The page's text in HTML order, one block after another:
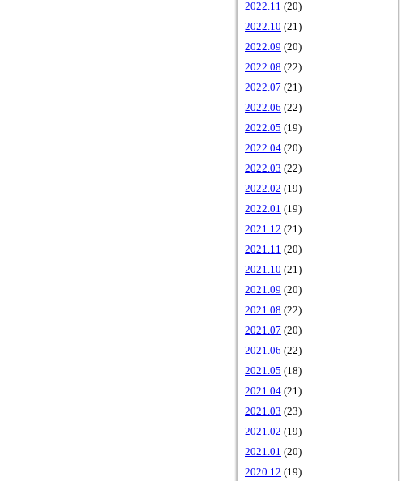
2022.11 (20)
2022.10 (21)
2022.09 (20)
2022.08 (22)
2022.07 (21)
2022.06 (22)
2022.05 (19)
2022.04 (20)
2022.03 (22)
2022.02 (19)
2022.01 (19)
2021.12 (21)
2021.11 (20)
2021.10 (21)
2021.09 (20)
2021.08 (22)
2021.07 (20)
2021.06 (22)
2021.05 (18)
2021.04 (21)
2021.03 (23)
2021.02 (19)
2021.01 (20)
2020.12 (19)